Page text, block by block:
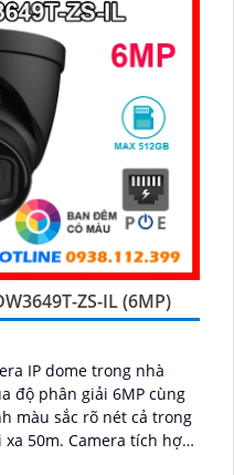
ZS-IL (6MP)
IP dome trong nhà
độ phân giải 6MP cùng
màu sắc rõ nét cả trong
tích hợp